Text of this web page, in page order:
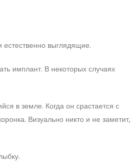
выглядящие.
имплант. В некоторых случаях
в земле. Когда он срастается с
Визуально никто и не заметит,